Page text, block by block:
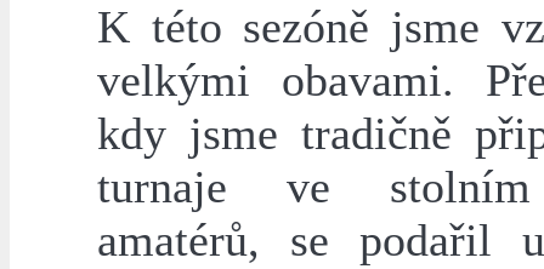
K této sezóně jsme
velkými obavami.
kdy jsme tradičně
turnaje ve
amatérů, se podařil